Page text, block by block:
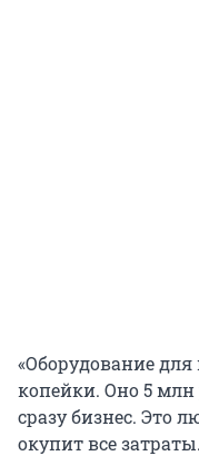
«Оборудование
копейки. Оно 5 млн
сразу бизнес. Это
окупит все